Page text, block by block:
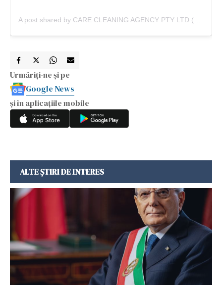
Urmăriți-ne și pe
Google News
și în aplicațiile mobile
ALTE ȘTIRI DE INTERES